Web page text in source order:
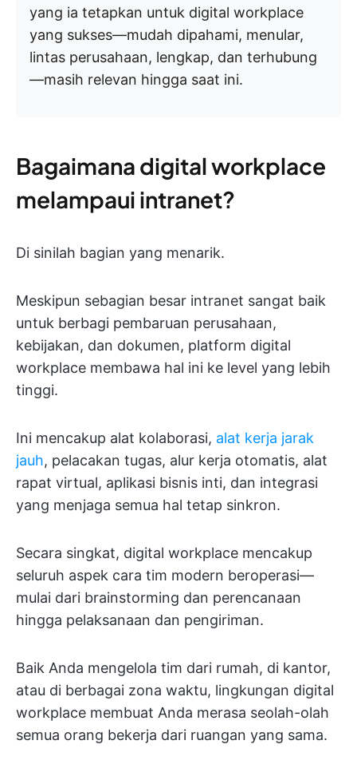
yang ia tetapkan untuk digital workplace
yang sukses—mudah dipahami, menular,
lintas perusahaan, lengkap, dan terhubung
—masih relevan hingga saat ini.
Bagaimana digital workplace
melampaui intranet?
Di sinilah bagian yang menarik.
Meskipun sebagian besar intranet sangat baik
untuk berbagi pembaruan perusahaan,
kebijakan, dan dokumen, platform digital
workplace membawa hal ini ke level yang lebih
tinggi.
Ini mencakup alat kolaborasi, alat kerja jarak
jauh, pelacakan tugas, alur kerja otomatis, alat
rapat virtual, aplikasi bisnis inti, dan integrasi
yang menjaga semua hal tetap sinkron.
Secara singkat, digital workplace mencakup
seluruh aspek cara tim modern beroperasi—
mulai dari brainstorming dan perencanaan
hingga pelaksanaan dan pengiriman.
Baik Anda mengelola tim dari rumah, di kantor,
atau di berbagai zona waktu, lingkungan digital
workplace membuat Anda merasa seolah-olah
semua orang bekerja dari ruangan yang sama.